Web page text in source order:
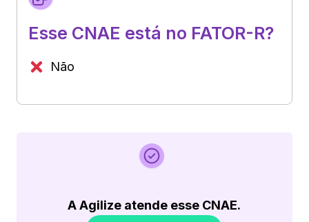
Esse CNAE está no FATOR-R?
Não
A Agilize atende esse CNAE.